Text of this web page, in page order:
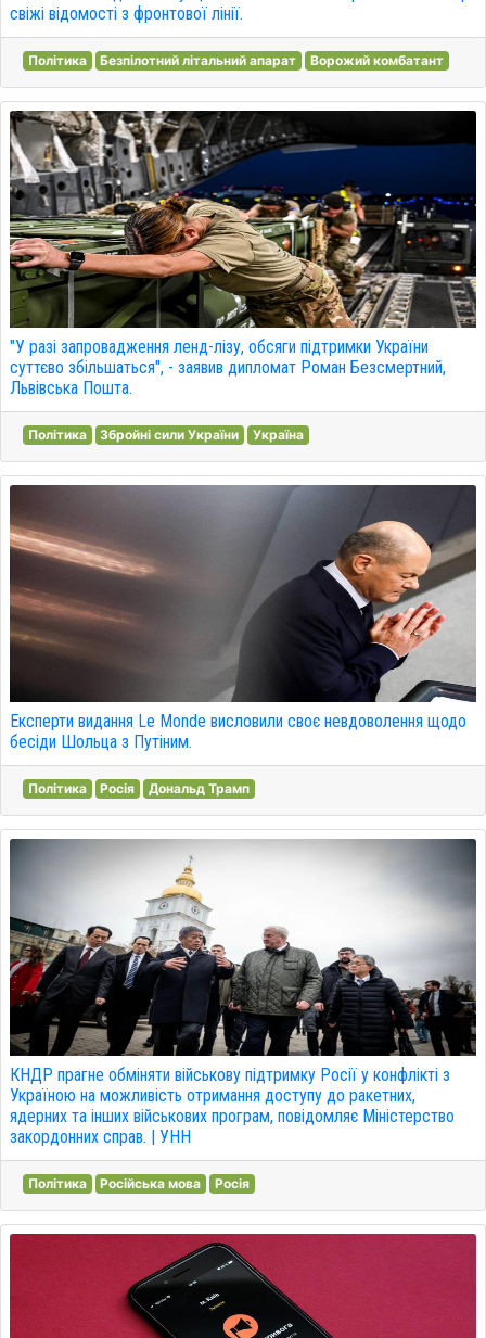
свіжі відомості з фронтової лінії.
Політика Безпілотний літальний апарат Ворожий комбатант
"У разі запровадження ленд-лізу, обсяги підтримки України
суттєво збільшаться", - заявив дипломат Роман Безсмертний,
Львівська Пошта.
Політика Збройні сили України Україна
Експерти видання Le Monde висловили своє невдоволення щодо
бесіди Шольца з Путіним.
Політика Росія Дональд Трамп
КНДР прагне обміняти військову підтримку Росії у конфлікті з
Україною на можливість отримання доступу до ракетних,
ядерних та інших військових програм, повідомляє Міністерство
закордонних справ. | УНН
Політика Російська мова Росія